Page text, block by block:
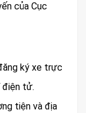
của Cục
ký xe trực
điện tử.
tiện và địa